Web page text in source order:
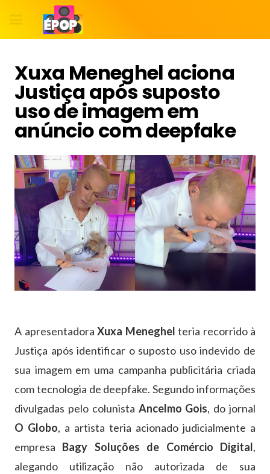
Xuxa Meneghel aciona
Justiça após suposto
uso de imagem em
anúncio com deepfake
A apresentadora Xuxa Meneghel teria recorrido à
Justiça após identificar o suposto uso indevido de
sua imagem em uma campanha publicitária criada
com tecnologia de deepfake. Segundo informações
divulgadas pelo colunista Ancelmo Gois, do jornal
O Globo, a artista teria acionado judicialmente a
empresa Bagy Soluções de Comércio Digital,
alegando utilização não autorizada de sua